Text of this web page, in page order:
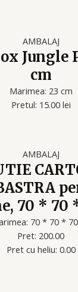
AMBALAJ
Jungle
cm
Marimea: 23 cm
Pretul: 15.00 lei
AMBALAJ
70 * 70
70 * 70 *
Pret: 200.00
Pret cu heliu: 0.00